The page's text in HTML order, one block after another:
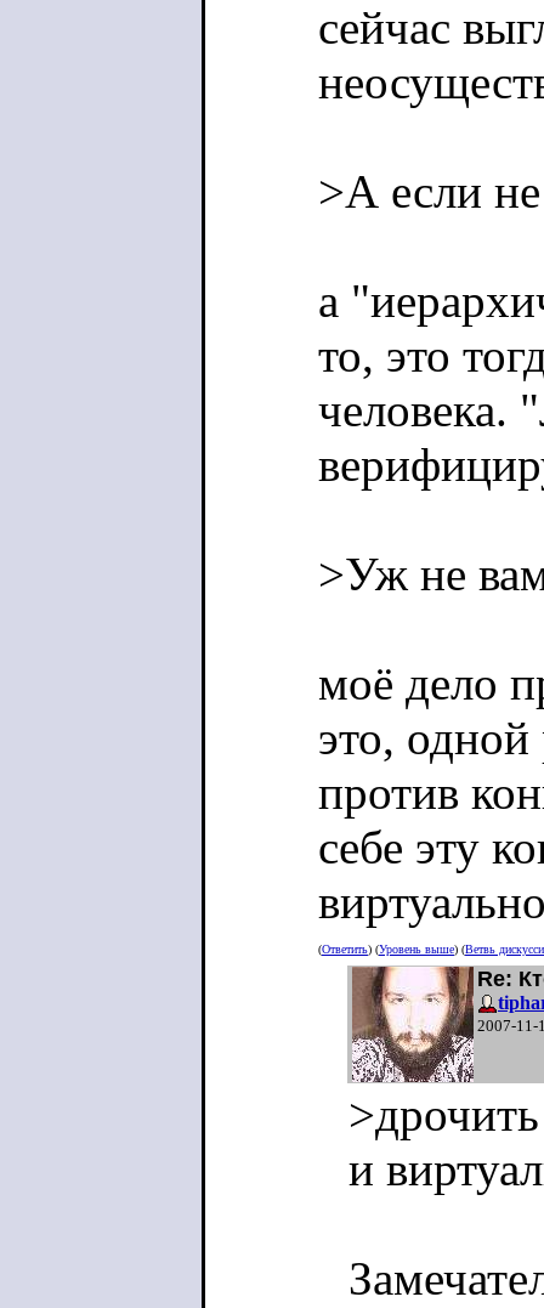
сейчас
>А если
а
то, это
человека.
>Уж не
моё дело
это,
против
себе эту
(Ответить) (Уровень выше) (Ветвь
Re:
2007-11-
и